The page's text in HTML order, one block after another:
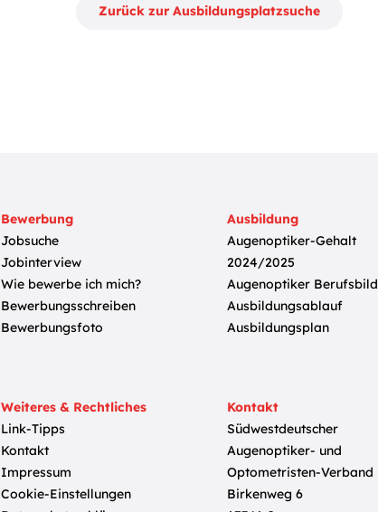
Zurück zur Ausbildungsplatzsuche
Bewerbung
Jobsuche
Jobinterview
Wie bewerbe ich mich?
Bewerbungsschreiben
Bewerbungsfoto
Ausbildung
Augenoptiker-Gehalt
2024/2025
Augenoptiker Berufsbild
Ausbildungsablauf
Ausbildungsplan
Weiteres & Rechtliches
Link-Tipps
Kontakt
Impressum
Cookie-Einstellungen
Kontakt
Südwestdeutscher
Augenoptiker- und
Optometristen-Verband
Birkenweg 6